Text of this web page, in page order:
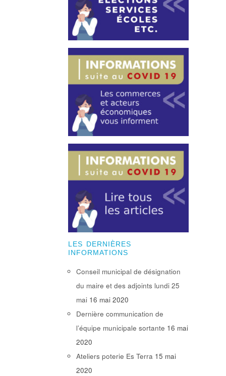
LES DERNIÈRES
INFORMATIONS
Conseil municipal de désignation
du maire et des adjoints lundi 25
mai 16 mai 2020
Dernière communication de
l’équipe municipale sortante 16 mai
2020
Ateliers poterie Es Terra 15 mai
2020